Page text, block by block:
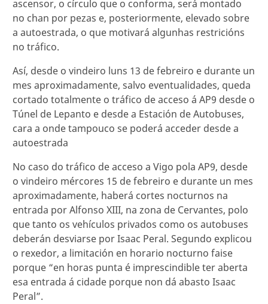
ascensor, o círculo que o conforma, será montado
no chan por pezas e, posteriormente, elevado sobre
a autoestrada, o que motivará algunhas restricións
no tráfico.
Así, desde o vindeiro luns 13 de febreiro e durante un
mes aproximadamente, salvo eventualidades, queda
cortado totalmente o tráfico de acceso á AP9 desde o
Túnel de Lepanto e desde a Estación de Autobuses,
cara a onde tampouco se poderá acceder desde a
autoestrada
No caso do tráfico de acceso a Vigo pola AP9, desde
o vindeiro mércores 15 de febreiro e durante un mes
aproximadamente, haberá cortes nocturnos na
entrada por Alfonso XIII, na zona de Cervantes, polo
que tanto os vehículos privados como os autobuses
deberán desviarse por Isaac Peral. Segundo explicou
o rexedor, a limitación en horario nocturno faise
porque “en horas punta é imprescindible ter aberta
esa entrada á cidade porque non dá abasto Isaac
Peral”.